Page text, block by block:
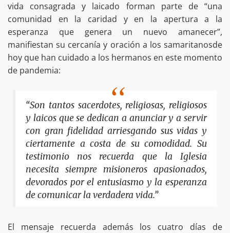
vida consagrada y laicado forman parte de “una
comunidad en la caridad y en la apertura a la
esperanza que genera un nuevo amanecer”,
manifiestan su cercanía y oración a los samaritanosde
hoy que han cuidado a los hermanos en este momento
de pandemia:
“Son tantos sacerdotes, religiosas, religiosos
y laicos que se dedican a anunciar y a servir
con gran fidelidad arriesgando sus vidas y
ciertamente a costa de su comodidad. Su
testimonio nos recuerda que la Iglesia
necesita siempre misioneros apasionados,
devorados por el entusiasmo y la esperanza
de comunicar la verdadera vida.”
El mensaje recuerda además los cuatro días de